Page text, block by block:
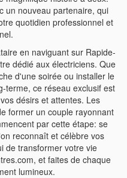
un nouveau partenaire, qui
quotidien professionnel et
en naviguant sur Rapide-
dédié aux électriciens. Que
d'une soirée ou installer le
terme, ce réseau exclusif est
désirs et attentes. Les
former un couple rayonnant
par cette étape: se
reconnaît et célèbre vos
de transformer votre vie
et faites de chaque
lumineux.